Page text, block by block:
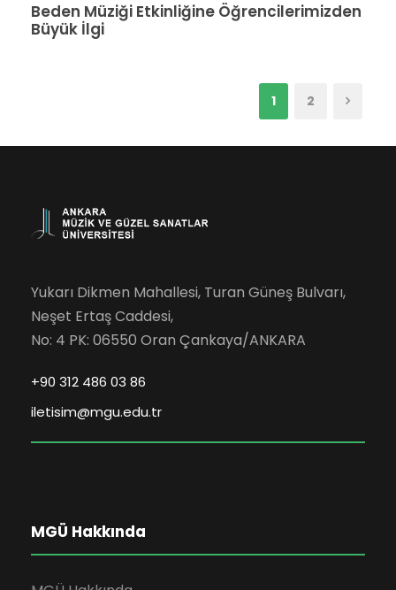
Beden Müziği Etkinliğine Öğrencilerimizden
Büyük İlgi
1 2
Yukarı Dikmen Mahallesi, Turan Güneş Bulvarı,
Neşet Ertaş Caddesi,
No: 4 PK: 06550 Oran Çankaya/ANKARA
+90 312 486 03 86
iletisim@mgu.edu.tr
MGÜ Hakkında